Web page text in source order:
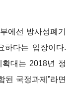
에선 방사성폐기
하다는 입장이다.
확대는 2018년 정
된 국정과제”라면